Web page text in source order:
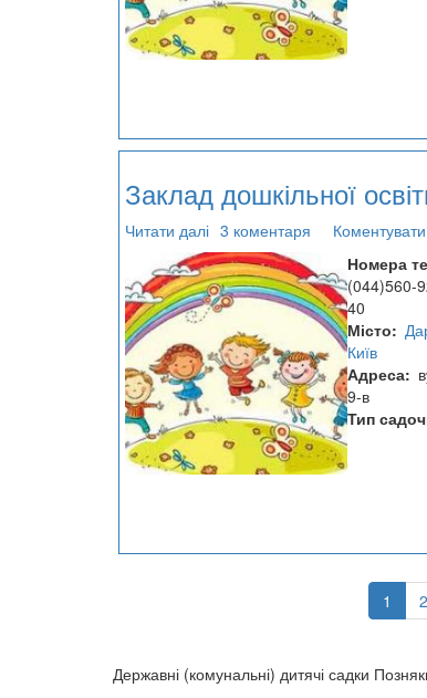
Заклад дошкільної
Читати далі про
Заклад
дошкільної
освіти
№774
3 коментаря
Коментувати
Номера
(044)560-
40
Місто
Київ
Адреса
9-в
Тип
1 2
Державні (комунальні) дитячі садки